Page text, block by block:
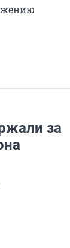
за